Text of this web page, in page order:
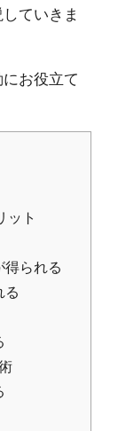
ていきま
お役立て
ット
られる
る